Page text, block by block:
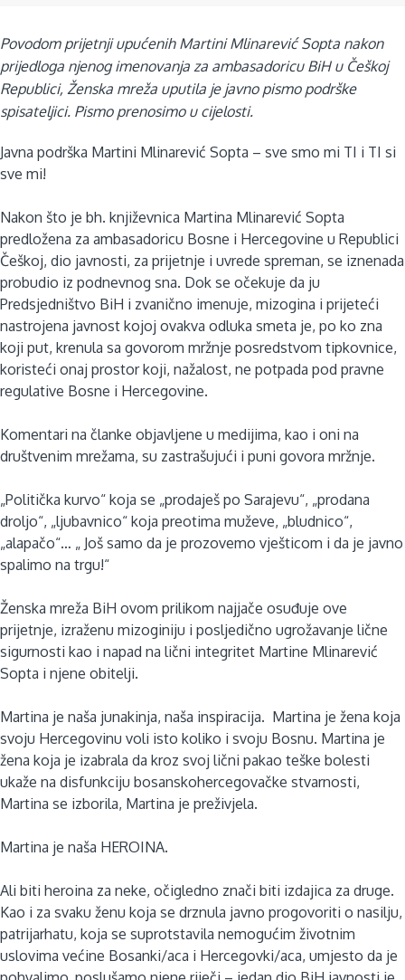
Povodom prijetnji upućenih Martini Mlinarević Sopta nakon
prijedloga njenog imenovanja za ambasadoricu BiH u Češkoj
Republici, Ženska mreža uputila je javno pismo podrške
spisateljici. Pismo prenosimo u cijelosti.
Javna podrška Martini Mlinarević Sopta – sve smo mi TI i TI si
sve mi!
Nakon što je bh. književnica Martina Mlinarević Sopta
predložena za ambasadoricu Bosne i Hercegovine u Republici
Češkoj, dio javnosti, za prijetnje i uvrede spreman, se iznenada
probudio iz podnevnog sna. Dok se očekuje da ju
Predsjedništvo BiH i zvanično imenuje, mizogina i prijeteći
nastrojena javnost kojoj ovakva odluka smeta je, po ko zna
koji put, krenula sa govorom mržnje posredstvom tipkovnice,
koristeći onaj prostor koji, nažalost, ne potpada pod pravne
regulative Bosne i Hercegovine.
Komentari na članke objavljene u medijima, kao i oni na
društvenim mrežama, su zastrašujući i puni govora mržnje.
„Politička kurvo“ koja se „prodaješ po Sarajevu“, „prodana
droljo“, „ljubavnico“ koja preotima muževe, „bludnico“,
„alapačo“… „ Još samo da je prozovemo vješticom i da je javno
spalimo na trgu!“
Ženska mreža BiH ovom prilikom najjače osuđuje ove
prijetnje, izraženu mizoginiju i posljedično ugrožavanje lične
sigurnosti kao i napad na lični integritet Martine Mlinarević
Sopta i njene obitelji.
Martina je naša junakinja, naša inspiracija. Martina je žena koja
svoju Hercegovinu voli isto koliko i svoju Bosnu. Martina je
žena koja je izabrala da kroz svoj lični pakao teške bolesti
ukaže na disfunkciju bosanskohercegovačke stvarnosti,
Martina se izborila, Martina je preživjela.
Martina je naša HEROINA.
Ali biti heroina za neke, očigledno znači biti izdajica za druge.
Kao i za svaku ženu koja se drznula javno progovoriti o nasilju,
patrijarhatu, koja se suprotstavila nemogućim životnim
uslovima većine Bosanki/aca i Hercegovki/aca, umjesto da je